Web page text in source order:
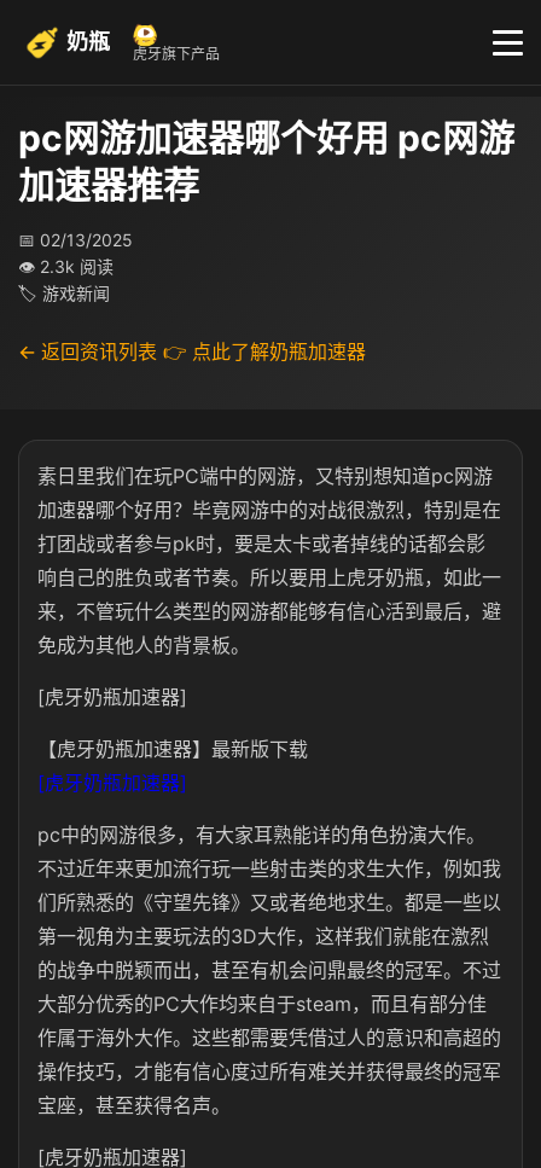
奶瓶 虎牙旗下产品
pc网游加速器哪个好用 pc网游
加速器推荐
📅 02/13/2025
👁 2.3k 阅读
🏷 游戏新闻
← 返回资讯列表 👉 点此了解奶瓶加速器
素日里我们在玩PC端中的网游，又特别想知道pc网游
加速器哪个好用？毕竟网游中的对战很激烈，特别是在
打团战或者参与pk时，要是太卡或者掉线的话都会影
响自己的胜负或者节奏。所以要用上虎牙奶瓶，如此一
来，不管玩什么类型的网游都能够有信心活到最后，避
免成为其他人的背景板。
[虎牙奶瓶加速器]
【虎牙奶瓶加速器】最新版下载
[虎牙奶瓶加速器]
pc中的网游很多，有大家耳熟能详的角色扮演大作。
不过近年来更加流行玩一些射击类的求生大作，例如我
们所熟悉的《守望先锋》又或者绝地求生。都是一些以
第一视角为主要玩法的3D大作，这样我们就能在激烈
的战争中脱颖而出，甚至有机会问鼎最终的冠军。不过
大部分优秀的PC大作均来自于steam，而且有部分佳
作属于海外大作。这些都需要凭借过人的意识和高超的
操作技巧，才能有信心度过所有难关并获得最终的冠军
宝座，甚至获得名声。
[虎牙奶瓶加速器]